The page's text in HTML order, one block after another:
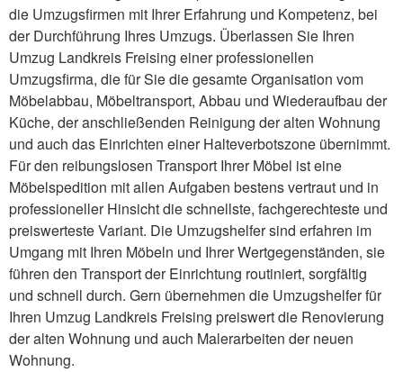
die Umzugsfirmen mit Ihrer Erfahrung und Kompetenz, bei
der Durchführung Ihres Umzugs. Überlassen Sie Ihren
Umzug Landkreis Freising einer professionellen
Umzugsfirma, die für Sie die gesamte Organisation vom
Möbelabbau, Möbeltransport, Abbau und Wiederaufbau der
Küche, der anschließenden Reinigung der alten Wohnung
und auch das Einrichten einer Halteverbotszone übernimmt.
Für den reibungslosen Transport Ihrer Möbel ist eine
Möbelspedition mit allen Aufgaben bestens vertraut und in
professioneller Hinsicht die schnellste, fachgerechteste und
preiswerteste Variant. Die Umzugshelfer sind erfahren im
Umgang mit Ihren Möbeln und Ihrer Wertgegenständen, sie
führen den Transport der Einrichtung routiniert, sorgfältig
und schnell durch. Gern übernehmen die Umzugshelfer für
Ihren Umzug Landkreis Freising preiswert die Renovierung
der alten Wohnung und auch Malerarbeiten der neuen
Wohnung.